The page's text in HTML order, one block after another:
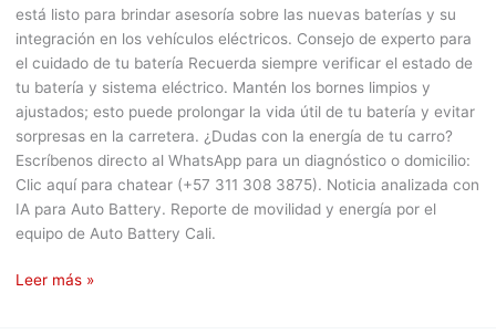
está listo para brindar asesoría sobre las nuevas baterías y su
integración en los vehículos eléctricos. Consejo de experto para
el cuidado de tu batería Recuerda siempre verificar el estado de
tu batería y sistema eléctrico. Mantén los bornes limpios y
ajustados; esto puede prolongar la vida útil de tu batería y evitar
sorpresas en la carretera. ¿Dudas con la energía de tu carro?
Escríbenos directo al WhatsApp para un diagnóstico o domicilio:
Clic aquí para chatear (+57 311 308 3875). Noticia analizada con
IA para Auto Battery. Reporte de movilidad y energía por el
equipo de Auto Battery Cali.
Leer más »